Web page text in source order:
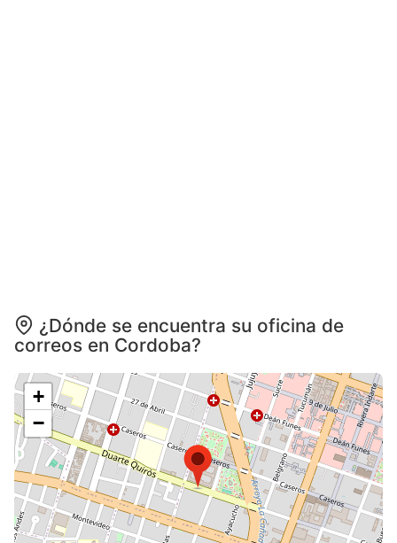
¿Dónde se encuentra su oficina de
correos en Cordoba?
+
−